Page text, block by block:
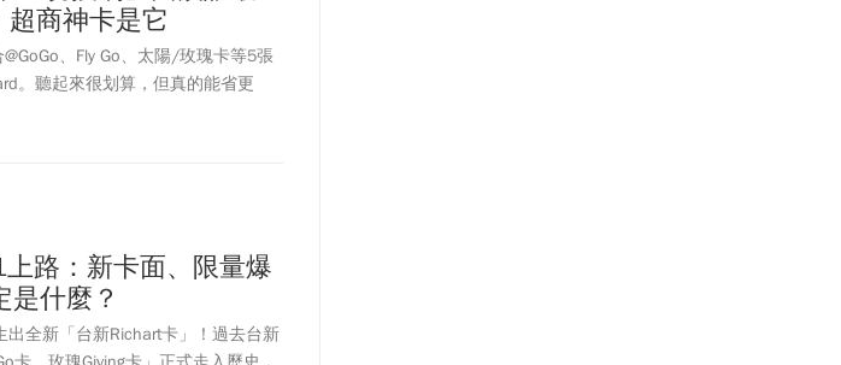
商神卡是它
、Fly Go、太陽/玫瑰卡等5張
。聽起來很划算，但真的能省更
較誰才是最強神卡！
路：新卡面、限量爆
什麼？
全新「台新Richart卡」！過去台新